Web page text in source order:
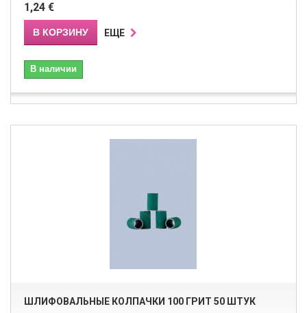
1,24 €
В КОРЗИНУ ЕЩЕ
В наличии
ШЛИФОВАЛЬНЫЕ КОЛПАЧКИ 100 ГРИТ 50 ШТУК